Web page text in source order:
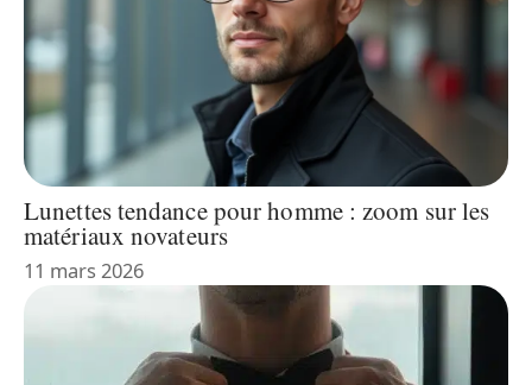
Lunettes tendance pour homme : zoom sur les
matériaux novateurs
11 mars 2026